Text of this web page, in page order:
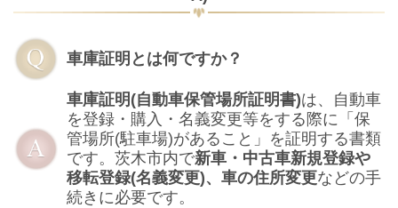
車庫証明とは何ですか？
車庫証明(自動車保管場所証明書)は、自動車
を登録・購入・名義変更等をする際に「保
管場所(駐車場)があること」を証明する書類
です。茨木市内で新車・中古車新規登録や
移転登録(名義変更)、車の住所変更などの手
続きに必要です。